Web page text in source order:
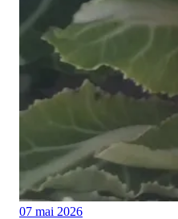
07 mai 2026